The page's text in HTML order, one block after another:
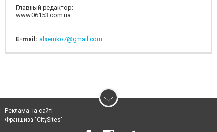
Главный редактор:
www.06153.com.ua
E-mail: alsemko7@gmail.com
Реклама на сайті
Франшиза "CitySites"